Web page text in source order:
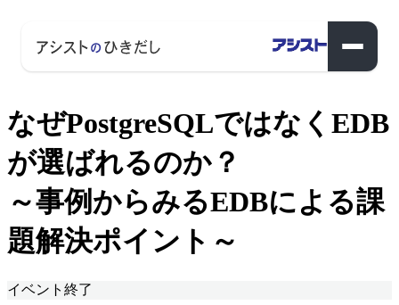
なぜPostgreSQLではなくEDB
が選ばれるのか？
～事例からみるEDBによる課
題解決ポイント～
イベント終了